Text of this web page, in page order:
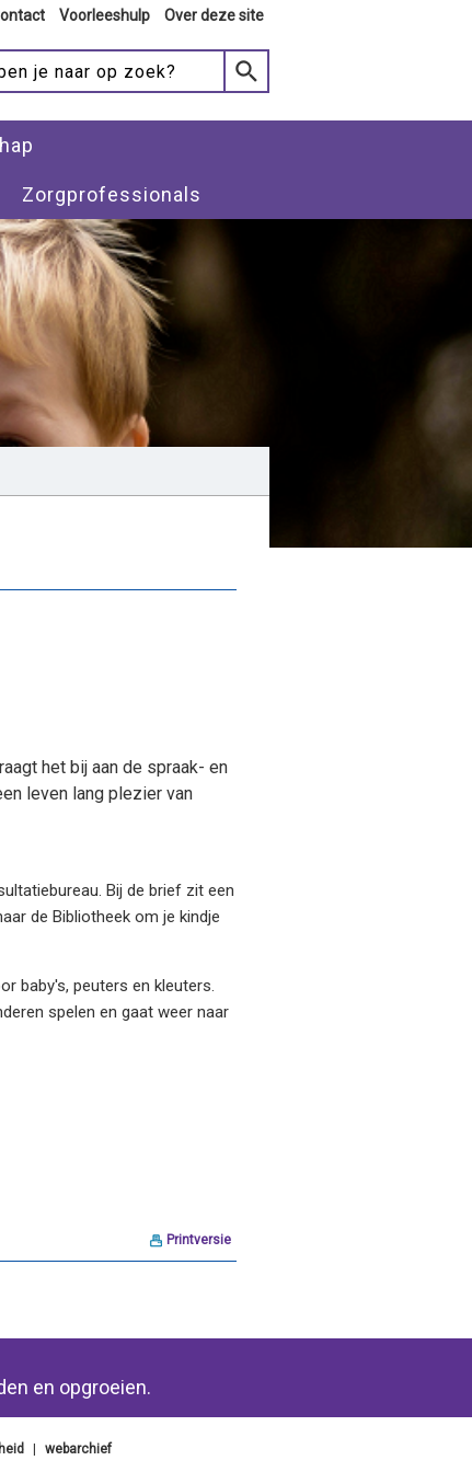
Voorleeshulp Over deze site
Zorgprofessionals
het bij aan de spraak- en
leven lang plezier van
Bij de brief zit een
de Bibliotheek om je kindje
baby's, peuters en kleuters.
spelen en gaat weer naar
Printversie
en opgroeien.
webarchief